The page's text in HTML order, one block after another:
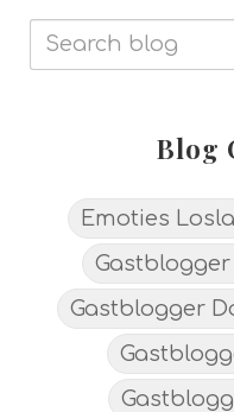
Blog
Emoties
Gastblogger